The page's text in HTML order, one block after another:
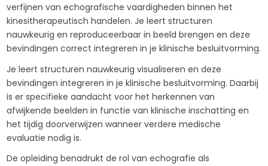
verfijnen van echografische vaardigheden binnen het
kinesitherapeutisch handelen. Je leert structuren
nauwkeurig en reproduceerbaar in beeld brengen en deze
bevindingen correct integreren in je klinische besluitvorming.
Je leert structuren nauwkeurig visualiseren en deze
bevindingen integreren in je klinische besluitvorming. Daarbij
is er specifieke aandacht voor het herkennen van
afwijkende beelden in functie van klinische inschatting en
het tijdig doorverwijzen wanneer verdere medische
evaluatie nodig is.
De opleiding benadrukt de rol van echografie als